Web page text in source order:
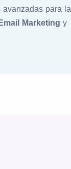
avanzadas para la
Marketing y